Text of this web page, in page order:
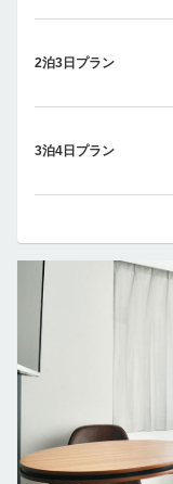
2泊3日プラン
3泊4日プラン